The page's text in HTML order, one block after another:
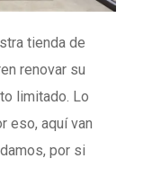
tienda de
renovar su
limitado. Lo
eso, aquí van
por si